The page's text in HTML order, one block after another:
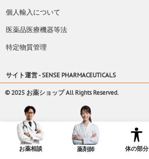
個人輸入について
医薬品医療機器等法
特定物質管理
サイト運営 -SENSE PHARMACEUTICALS
© 2025 お薬ショップ All Rights Reserved.
お薬相談 薬剤師 体の部分